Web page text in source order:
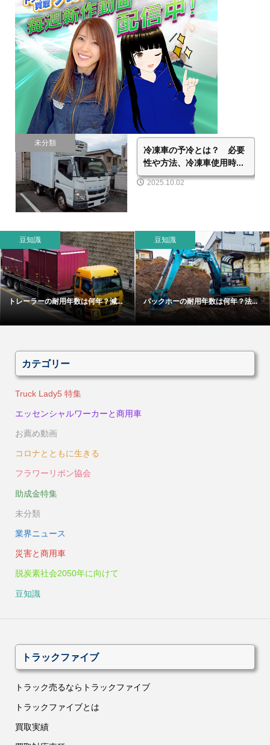
未分類
冷凍車の予冷とは？ 必要
性や方法、冷凍車使用時...
2025.10.02
豆知識
トレーラーの耐用年数は何年？減...
豆知識
バックホーの耐用年数は何年？法...
カテゴリー
Truck Lady5 特集
エッセンシャルワーカーと商用車
お薦め動画
コロナとともに生きる
フラワーリボン協会
助成金特集
未分類
業界ニュース
災害と商用車
脱炭素社会2050年に向けて
豆知識
トラックファイブ
トラック売るならトラックファイブ
トラックファイブとは
買取実績